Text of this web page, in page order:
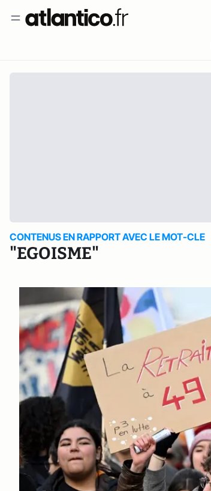
CONTENUS EN RAPPORT AVEC LE MOT-CLE
"EGOISME"